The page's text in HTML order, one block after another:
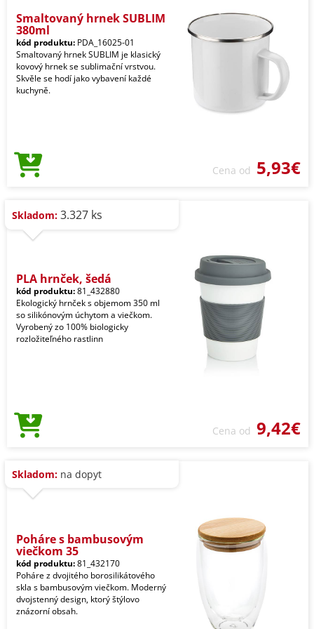
Smaltovaný hrnek SUBLIM
380ml
kód produktu: PDA_16025-01
Smaltovaný hrnek SUBLIM je klasický
kovový hrnek se sublimační vrstvou.
Skvěle se hodí jako vybavení každé
kuchyně.
Cena od 5,93€
Skladom: 3.327 ks
PLA hrnček, šedá
kód produktu:81_432880
Ekologický hrnček s objemom 350 ml
so silikónovým úchytom a viečkom.
Vyrobený zo 100% biologicky
rozložiteľného rastlinn
Cena od 9,42€
Skladom: na dopyt
Poháre s bambusovým
viečkom 35
kód produktu:81_432170
Poháre z dvojitého borosilikátového
skla s bambusovým viečkom. Moderný
dvojstenný design, ktorý štýlovo
znázorní obsah.